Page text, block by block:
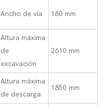
Ancho de vía 180 mm
Altura máxima
de
excavación
2610 mm
Altura máxima
de descarga
1850 mm